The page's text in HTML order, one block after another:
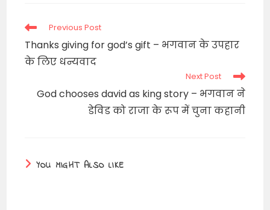
Read
more
articles
Previous Post
Thanks giving for god’s gift – भगवान के उपहार
के लिए धन्यवाद
Next Post
God chooses david as king story – भगवान ने
डेविड को राजा के रूप में चुना कहानी
YOU MIGHT ALSO LIKE